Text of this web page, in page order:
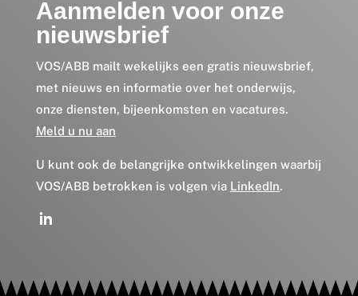
Aanmelden voor onze
nieuwsbrief
VOS/ABB mailt wekelijks een gratis nieuwsbrief,
met nieuws en informatie over het onderwijs,
onze diensten, bijeenkomsten en vacatures.
Meld u nu aan
U kunt ook de belangrijke ontwikkelingen waarbij
VOS/ABB betrokken is volgen via LinkedIn.